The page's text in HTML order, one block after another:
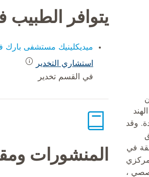
من
وقد
خبرة سابقة في
،
يتوافر الطبيب
ميديكلينيك مستشفى بارك
استشاري التخدير
في القسم تخدير
المنشورات